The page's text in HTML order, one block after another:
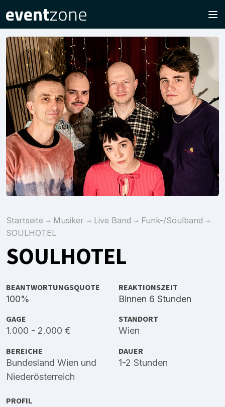
Startseite Musiker Live Band
Funk-/Soulband
SOULHOTEL
SOULHOTEL
BEANTWORTUNGSQUOTE
100%
REAKTIONSZEIT
Binnen 6 Stunden
GAGE
1.000 - 2.000 €
STANDORT
Wien
BEREICHE
Bundesland Wien und
Niederösterreich
DAUER
1-2 Stunden
PROFIL